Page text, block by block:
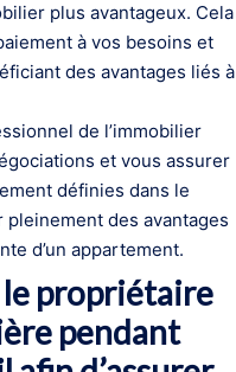
plus avantageux. Cela
à vos besoins et
des avantages liés à
de l’immobilier
et vous assurer
définies dans le
des avantages
d’un appartement.
propriétaire
pendant